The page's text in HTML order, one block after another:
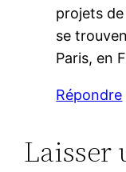
projets
se
Paris, en
Répondre
Laisser